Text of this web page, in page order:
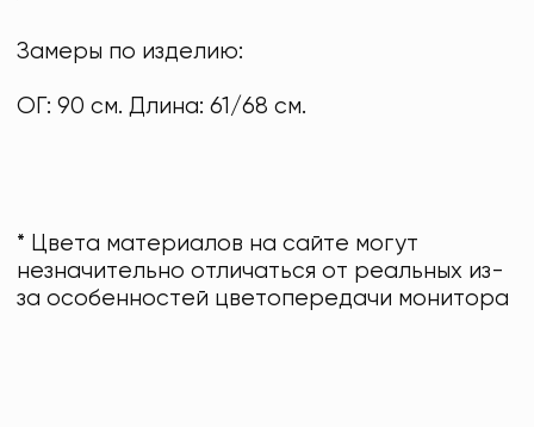
Замеры по изделию:
ОГ: 90 см. Длина: 61/68 см.
* Цвета материалов на сайте могут
незначительно отличаться от реальных из-
за особенностей цветопередачи монитора